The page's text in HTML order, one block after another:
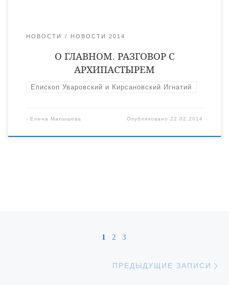
НОВОСТИ НОВОСТИ 2014
О ГЛАВНОМ. РАЗГОВОР С
АРХИПАСТЫРЕМ
Епископ Уваровский и Кирсановский Игнатий
- Елена Малышева Опубликовано22.02.2014
Навигация по записям
1 2 3
ПРЕДЫДУЩИЕ ЗАПИСИ